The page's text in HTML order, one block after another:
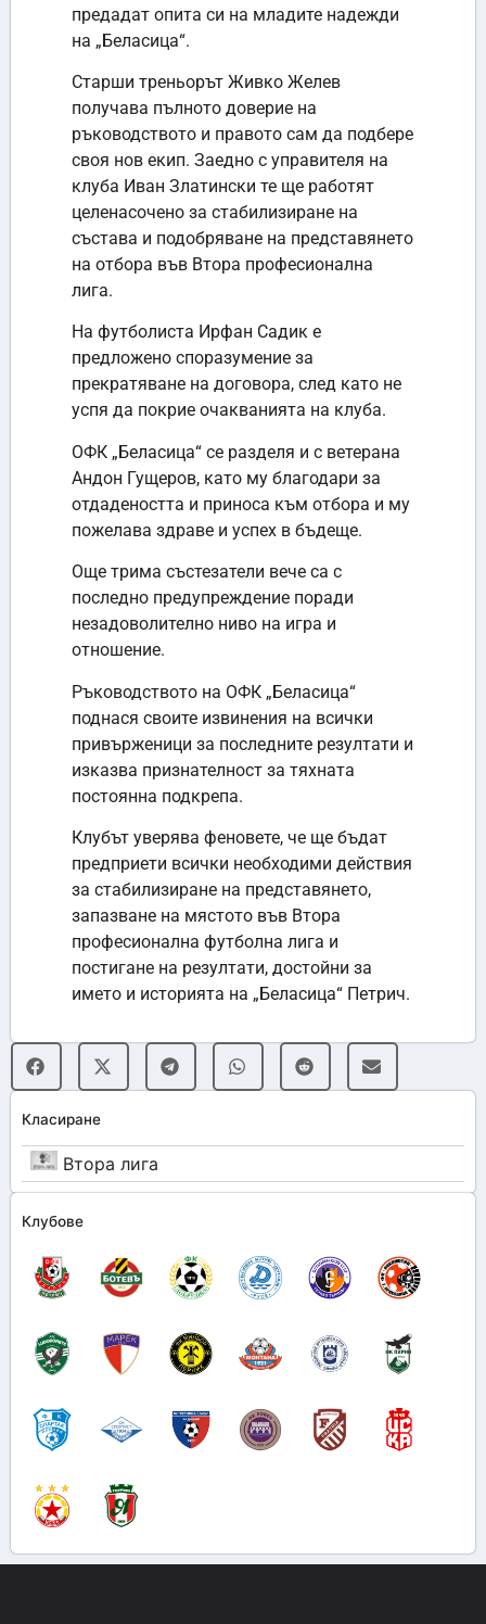
Класиране
Втора лига
Клубове
предадат опита си на младите надежди
на „Беласица“.
Старши треньорът Живко Желев
получава пълното доверие на
ръководството и правото сам да подбере
своя нов екип. Заедно с управителя на
клуба Иван Златински те ще работят
целенасочено за стабилизиране на
състава и подобряване на представянето
на отбора във Втора професионална
лига.
На футболиста Ирфан Садик е
предложено споразумение за
прекратяване на договора, след като не
успя да покрие очакванията на клуба.
ОФК „Беласица“ се разделя и с ветерана
Андон Гущеров, като му благодари за
отдадеността и приноса към отбора и му
пожелава здраве и успех в бъдеще.
Още трима състезатели вече са с
последно предупреждение поради
незадоволително ниво на игра и
отношение.
Ръководството на ОФК „Беласица“
поднася своите извинения на всички
привърженици за последните резултати и
изказва признателност за тяхната
постоянна подкрепа.
Клубът уверява феновете, че ще бъдат
предприети всички необходими действия
за стабилизиране на представянето,
запазване на мястото във Втора
професионална футболна лига и
постигане на резултати, достойни за
името и историята на „Беласица“ Петрич.